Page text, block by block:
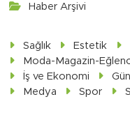
Haber Arşivi
Sağlık Estetik
Moda-Magazin-
İş ve Ekonomi
Medya
Spor